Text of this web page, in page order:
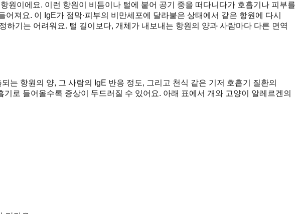
원이에요. 이런 항원이 비듬이나 털에 붙어 공기 중을 떠다니다가 호흡기나 피부를
져요. 이 IgE가 점막·피부의 비만세포에 달라붙은 상태에서 같은 항원에 다시
기는 어려워요. 털 길이보다, 개체가 내보내는 항원의 양과 사람마다 다른 면역
는 항원의 양, 그 사람의 IgE 반응 정도, 그리고 천식 같은 기저 호흡기 질환의
로 들어올수록 증상이 두드러질 수 있어요. 아래 표에서 개와 고양이 알레르겐의